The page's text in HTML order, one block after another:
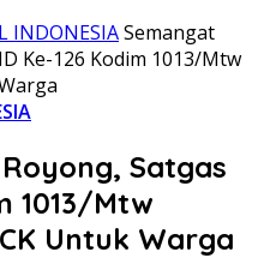
INDONESIASemangat
Ke-126 Kodim 1013/Mtw
Satgas
1013/Mtw
Untuk Warga